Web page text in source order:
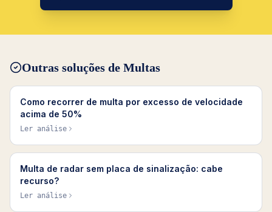
Outras soluções de Multas
Como recorrer de multa por excesso de velocidade
acima de 50%
Ler análise
Multa de radar sem placa de sinalização: cabe
recurso?
Ler análise